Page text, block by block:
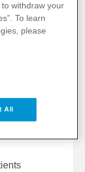
insister
ou
du
withdraw your
To learn
please
All